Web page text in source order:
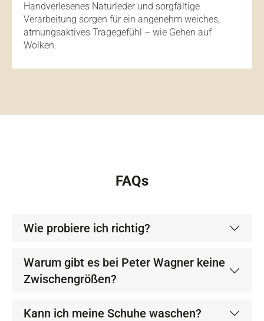
Handverlesenes Naturleder und sorgfältige
Verarbeitung sorgen für ein angenehm weiches,
atmungsaktives Tragegefühl – wie Gehen auf
Wolken.
FAQs
Wie probiere ich richtig?
Warum gibt es bei Peter Wagner keine
Zwischengrößen?
Kann ich meine Schuhe waschen?